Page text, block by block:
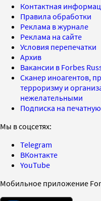
Контактная
Правила обработки
Реклама в журнале
Реклама на сайте
Условия перепечатки
Архив
Вакансии в Forbes
Сканер иноагентов,
терроризму и
нежелательными
Подписка на
Мы в соцсетях:
Telegram
ВКонтакте
YouTube
Мобильное приложение